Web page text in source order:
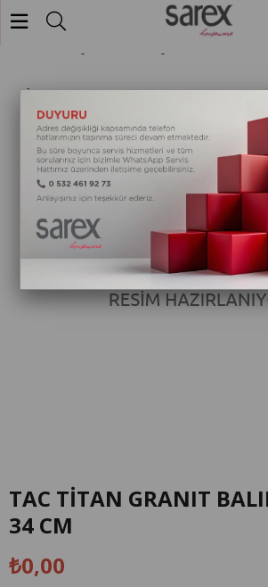
Pişirme & Kızartma
TAC TİTAN GRANIT
34 CM
₺0,00